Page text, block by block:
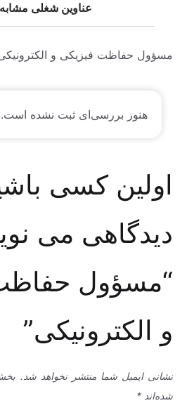
عناوین شغلی مشابه
مسؤول حفاظت فیزیکی و
هنوز بررسی‌ای ثبت نشده است.
اولین کسی
دیدگاهی می
“مسؤول
و الکترونیکی”
نشانی ایمیل شما منتشر نخواهد شد.
شده‌اند *